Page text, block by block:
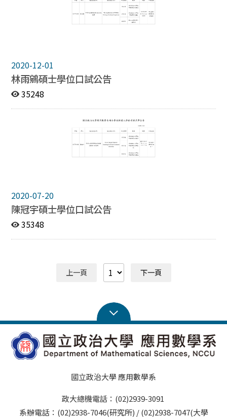
2020-12-01
林雨鵷碩士學位口試公告
35248
2020-07-20
陳冠宇碩士學位口試公告
35348
上一頁 下一頁
國立政治大學 應用數學系
政大總機電話：(02)2939-3091
系辦電話：(02)2938-7046(研究所) / (02)2938-7047(大學